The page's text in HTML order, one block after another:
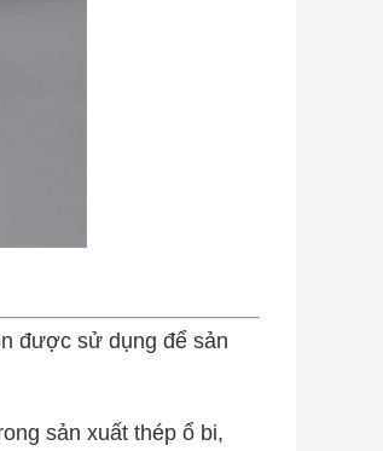
được sử dụng để sản
sản xuất thép ổ bi,